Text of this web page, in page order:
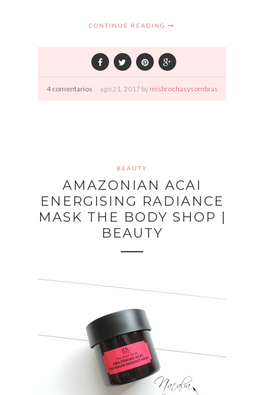
CONTINUE READING
4 comentarios ago21, 2017 by misbrochasysombras
BEAUTY
AMAZONIAN ACAI
ENERGISING RADIANCE
MASK THE BODY SHOP |
BEAUTY